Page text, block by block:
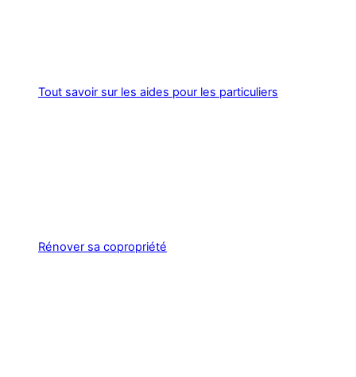
Tout savoir sur les aides pour les particuliers
Rénover sa copropriété